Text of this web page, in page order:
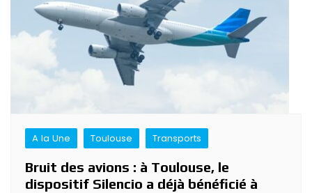
A la Une Toulouse Transports
Bruit des avions : à Toulouse, le
dispositif Silencio a déjà bénéficié à